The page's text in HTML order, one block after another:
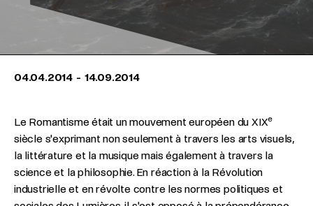
04.04.2014 - 14.09.2014
Le Romantisme était un mouvement européen du XIXe
siècle s'exprimant non seulement à travers les arts visuels,
la littérature et la musique mais également à travers la
science et la philosophie. En réaction à la Révolution
industrielle et en révolte contre les normes politiques et